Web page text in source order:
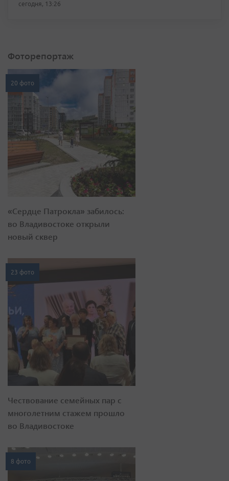
сегодня, 13:26
Фоторепортаж
20 фото
«Сердце Патрокла» забилось:
во Владивостоке открыли
новый сквер
23 фото
Чествование семейных пар с
многолетним стажем прошло
во Владивостоке
8 фото